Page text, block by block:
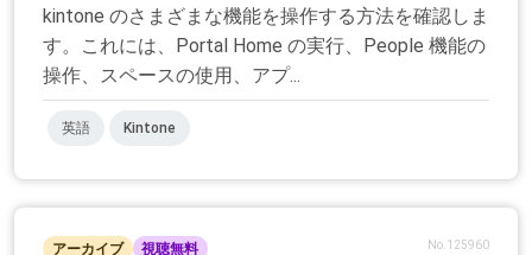
kintone のさまざまな機能を操作する方法を確認しま
す。これには、Portal Home の実行、People 機能の
操作、スペースの使用、アプ...
英語 Kintone
アーカイブ 視聴無料 No.125960